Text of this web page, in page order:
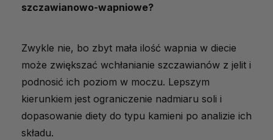
szczawianowo-wapniowe?
Zwykle nie, bo zbyt mała ilość wapnia w diecie
może zwiększać wchłanianie szczawianów z jelit i
podnosić ich poziom w moczu. Lepszym
kierunkiem jest ograniczenie nadmiaru soli i
dopasowanie diety do typu kamieni po analizie ich
składu.